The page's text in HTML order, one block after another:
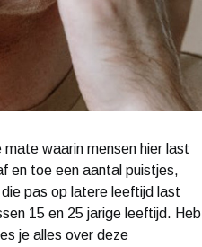
waarin mensen hier last
en toe een aantal puistjes,
pas op latere leeftijd last
15 en 25 jarige leeftijd. Heb
je alles over deze